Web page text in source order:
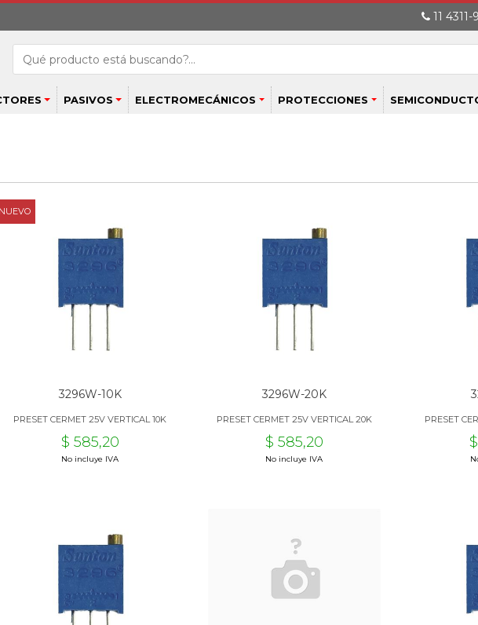
11
PASIVOS ELECTROMECÁNICOS PROTECCIONES
NUEVO
3296W-10K
PRESET CERMET 25V VERTICAL 10K
$ 585,20
No incluye IVA
3296W-20K
PRESET CERMET 25V VERTICAL 20K
$ 585,20
No incluye IVA
PRESET